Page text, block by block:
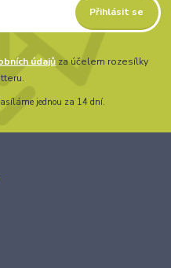
Přihlásit se
údajů za účelem rozesílky
jednou za 14 dní.